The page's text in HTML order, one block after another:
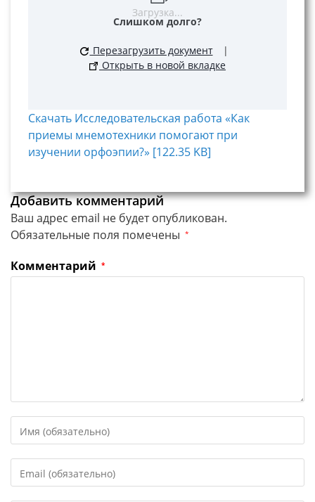
Загрузка...
Слишком долго?
Перезагрузить документ
|
Открыть в новой вкладке
Скачать Исследовательская работа «Как
приемы мнемотехники помогают при
изучении орфоэпии?» [122.35 KB]
Добавить комментарий
Ваш адрес email не будет опубликован.
Обязательные поля помечены *
Комментарий *
свое
или
имя
свой